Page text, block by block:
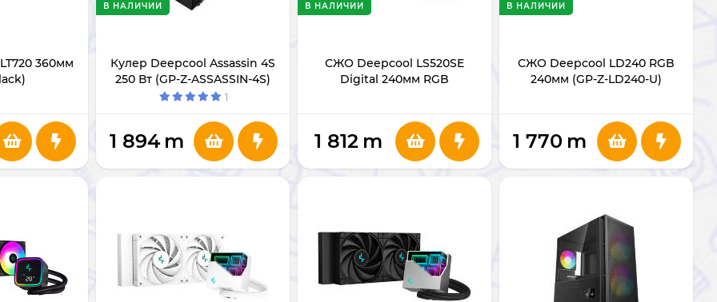
360мм
Кулер Deepcool Assassin 4S
250 Вт (GP-Z-ASSASSIN-4S)
В НАЛИЧИИ
1
1 894 m
СЖО Deepcool LS520SE
Digital 240мм RGB
В НАЛИЧИИ
1 812 m
СЖО Deepcool LD240 RGB
240мм (GP-Z-LD240-U)
В НАЛИЧИИ
1 770 m